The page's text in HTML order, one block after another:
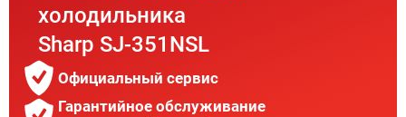
холодильника
Sharp SJ-351NSL
Официальный сервис
Гарантийное обслуживание